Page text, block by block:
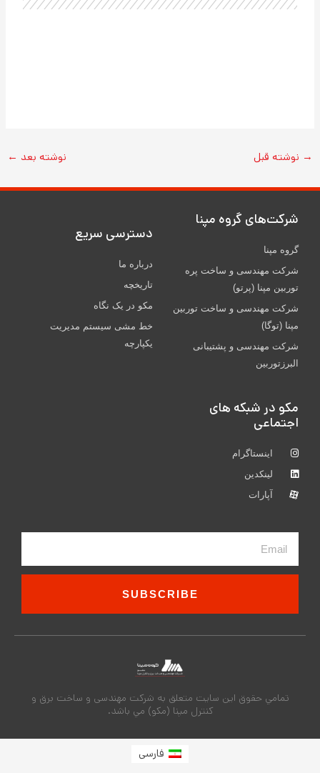
→ نوشته قبل نوشته بعد ←
شركت‌های گروه مپنا
گروه مپنا
شرکت مهندسی و ساخت پره‌
توربین مپنا (پرتو)
شركت مهندسی و ساخت توربين
مپنا (توگا)
شركت مهندسی و پشتيبانی
البرزتوربين
دسترسی سریع
درباره ما
تاریخچه
مکو در یک نگاه
خط مشی سیستم مدیریت
یکپارچه
مکو در شبکه های
اجتماعی
اینستاگرام
لینکدین
آپارات
SUBSCRIBE
تمامي حقوق اين سايت متعلق به شركت مهندسی و ساخت برق و
کنترل مپنا (مکو) مي باشد.
فارسی